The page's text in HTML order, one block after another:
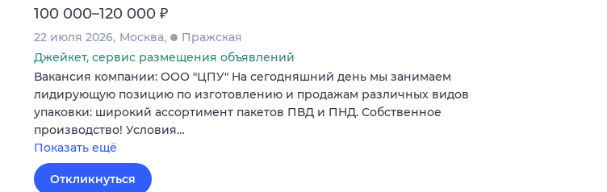
100 000–120 000 ₽
22 июля 2026 Москва
Пражская
Джейкет, сервис размещения объявлений
Вакансия компании: ООО "ЦПУ" На сегодняшний день мы занимаем
лидирующую позицию по изготовлению и продажам различных видов
упаковки: широкий ассортимент пакетов ПВД и ПНД. Собственное
производство! Условия…
Показать ещё
Откликнуться